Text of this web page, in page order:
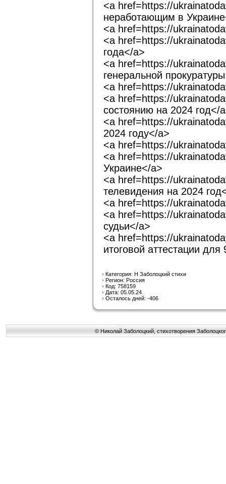
<a href=https://
неработающим в
<a href=https://
<a href=https://
года</a>
<a href=https://
генеральной
<a href=https://
<a href=https://
состоянию на 2024 год</
<a href=https://
2024 году</a>
<a href=https://
<a href=https://
Украине</a>
<a href=https://
телевидения на 2024
<a href=https://
<a href=https://
судьи</a>
<a href=https://
итоговой аттестации для
Категория: Н Заболоцкий стихи
Регион: Россия
Код: 758159
Дата: 05.05.24
Осталось дней: -406
© Николай Заболоцкий, стихотворения